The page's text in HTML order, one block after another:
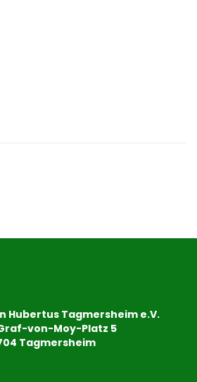
Hubertus Tagmersheim e.V.
von-Moy-Platz 5
Tagmersheim